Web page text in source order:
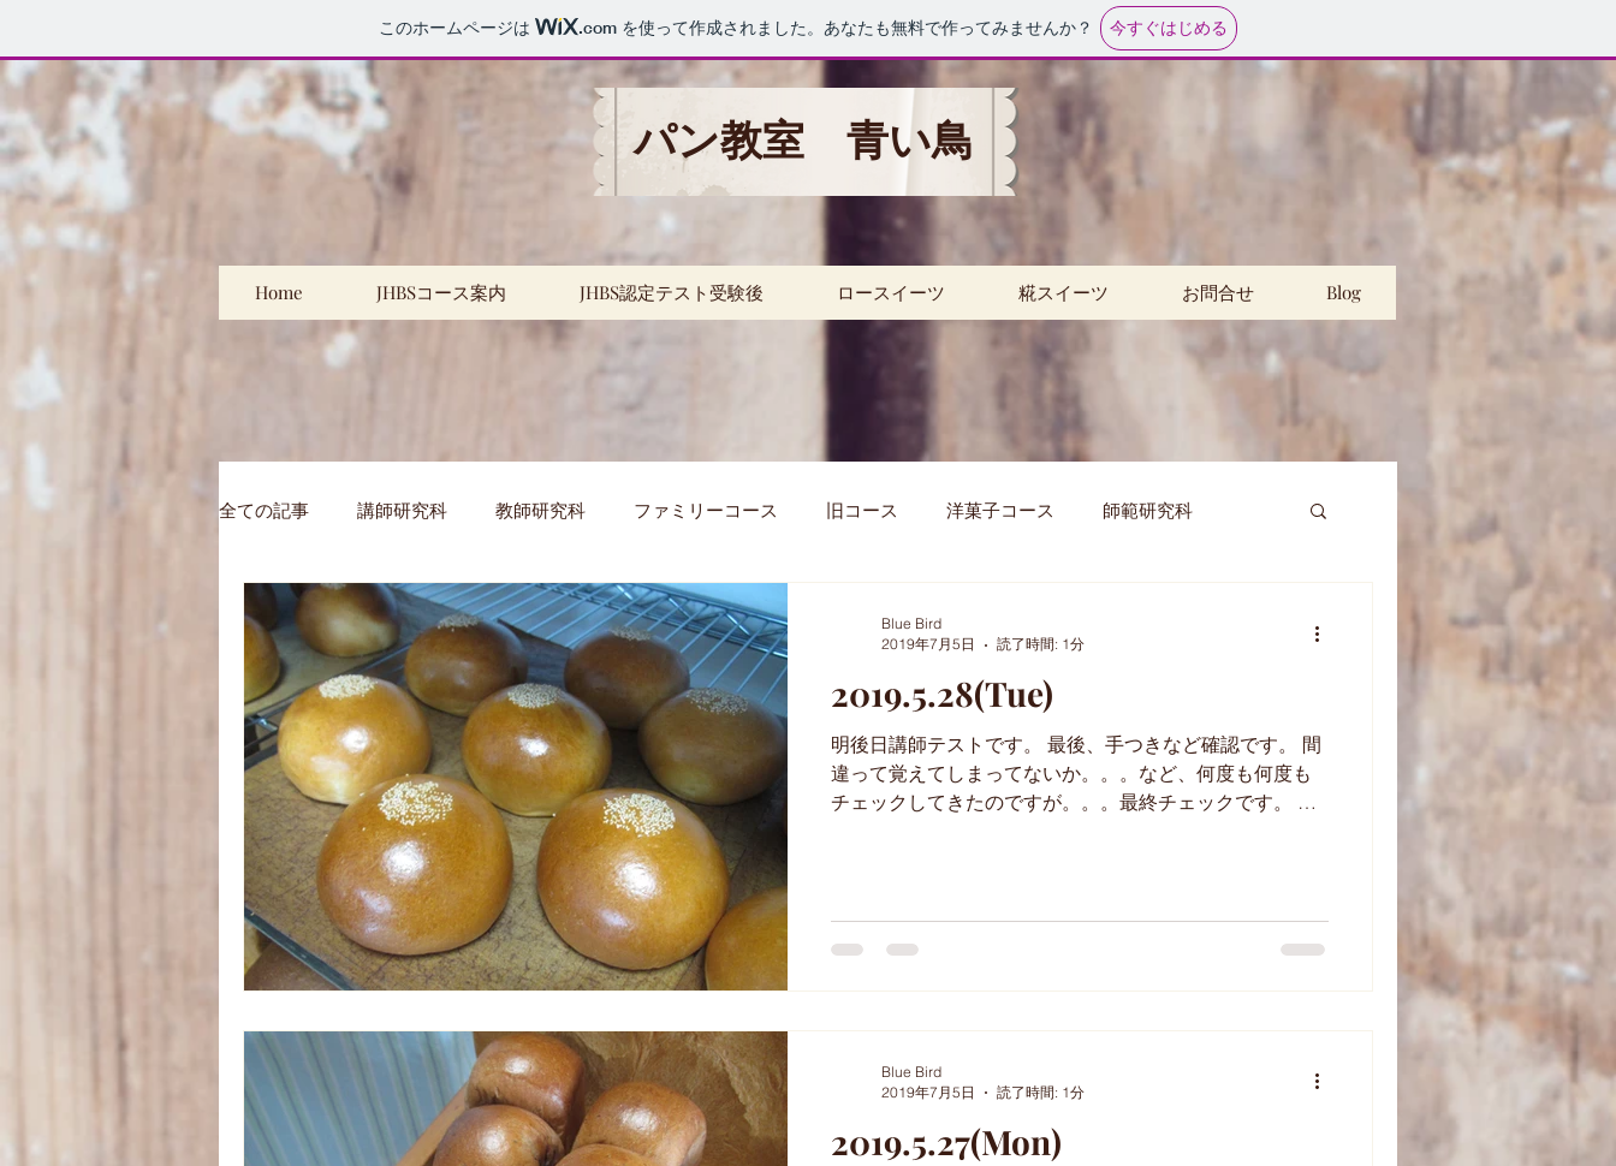
このホームページは .com を使って作成されました。あなたも無料で作ってみませんか？ 今すぐはじめる
パン教室 青い鳥
Home JHBSコース案内 JHBS認定テスト受験後 ロースイーツ 糀スイーツ お問合せ Blog
全ての記事 講師研究科 教師研究科 ファミリーコース 旧コース 洋菓子コース 師範研究科
特別レッスン プライベート セミナー パスタ
クリスマスケーキ 子供パン 新コース お出かけ アイシング
2019.5.28(Tue)
明後日講師テストです。 最後、手つきなど確認です。 間
違って覚えてしまってないか。。。など、何度も何度も
チェックしてきたのですが。。。最終チェックです。 明
Blue Bird
2019年7月5日
読了時間: 1分
2019.5.27(Mon)
Blue Bird
2019年7月5日
読了時間: 1分